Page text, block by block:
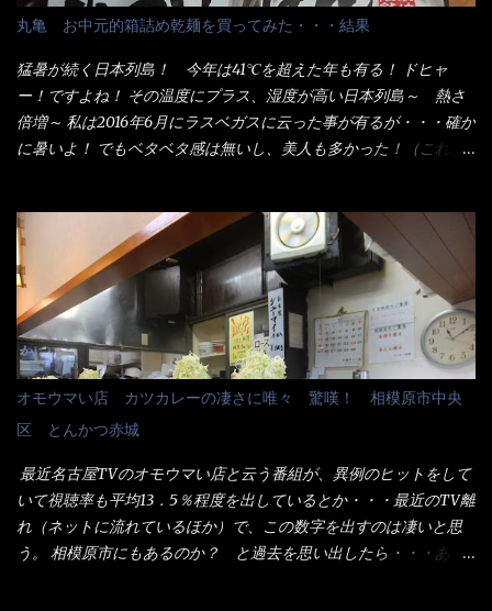
配慮でもある。 11:20 店内に入り・・・『釜揚げうどん得を湯ナ
シで！』と注文したら、近場にいたオッサン店員はキョトンとし
た顔『湯なし？』（これだ全く理解していないな） すると茹で方
の若い女性店員が『いい！いい！！』とオッサンを向こうへやっ
た。 でサッサと、木桶を用意してうどんだけ入れて出して来まし
た。 な～るほど、この事か・・・ で今日の2021年後半1回目のサ
＞サイズを食べられるか？である。 前回も、大しか食べていない
からね、得がどれくらいの満腹度になるのか？ この得サイズの木
桶は、銭湯で使う洗い桶サイズだなぁ～ この木桶サイズに、満々
と湯が注がれていたら食べ進むうちに、麺が伸びてしまうだろ
う。 これなら茹で上がった直後のままで、食べ進められるじゃな
いか！ 別皿で、葱と天かすを満タンに用意して、山葵も2つ。 そ
れに湯が無い利点として、汁が薄まらない！ これだよ、こ
れ！！ 湯があると、うどんと共に汁の方へ湯までも入ってしま
う。つまりラーメンの麺にスープが絡む現象ですな。 結局、伸び
ずに汁も薄らむこともなく・・最後の方で＜だし汁＞を少し追加
しました。 腹イッパイだけど、得サイズは全てお腹の中へ収まっ
たし満足達成度100％ 苦しいと云う事も無いな！ まだ鶏天1個位
は入りそうだね。 と云う事で、今回＜釜揚げうどんの湯無し＞を
試したら、確...
丸亀 お中元的箱詰め乾麺を買ってみた・・・結果
猛暑が続く日本列島！ 今年は41℃を超えた年も有る！ ドヒャ
ー！ですよね！ その温度にプラス、湿度が高い日本列島～ 熱さ
倍増～ 私は2016年6月にラスベガスに云った事が有るが・・・確か
に暑いよ！ でもベタベタ感は無いし、美人も多かった！（これは
中元は、丁度お盆の夏場に日頃お世話になっている方への＜ご挨
拶＞としての贈り物の習慣です。 今では、大分廃れてしまってい
るかと・・・小生もお中元やお歳暮など送った事は無い！（キッ
パリ） まぁ～この慣習が残っているのは、官公庁や超大手企業戦
士（昇進目的）などの世界でしょう。 要は、ゴマスリ・・・てな
感じかな。 丸亀製麺と云えば、大阪誕生→全国区（北海道と沖縄
は？）へ広がった、讃岐饂飩チェーン店大手といっても過言では
無いでしょう。 各店舗で、毎日饂飩を打っているので饂飩好きの
方には店舗に寄って違う！と云う人も居るらしい・・ そんな大手
讃岐饂飩チェーン店と関係があるのか？ 箱詰め乾麺！ このパッ
ケージからすれば、間違いなく贈答用目的でしょう。 そんな贈答
用箱詰め饂飩・・・またもやメガドンキで発見し購入！ 中身は、
この様な状態です。 乾麺の束が6束／一パックになっており、それ
オモウマい店 カツカレーの凄さに唯々 驚嘆！ 相模原市中央
区 とんかつ赤城
最近名古屋TVのオモウマい店と云う番組が、異例のヒットをして
いて視聴率も平均13．5％程度を出しているとか・・・最近のTV離
れ（ネットに流れているほか）で、この数字を出すのは凄いと思
う。 相模原市にもあるのか？ と過去を思い出したら・・・あっ